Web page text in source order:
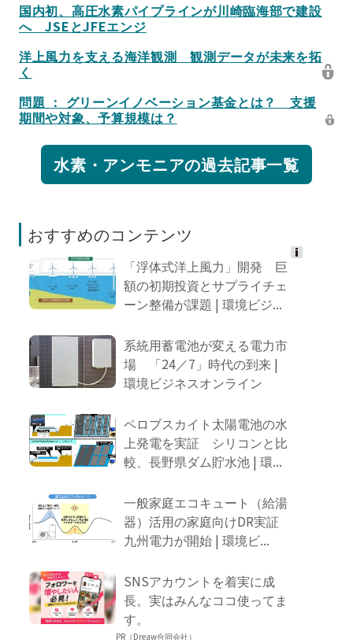
国内初、高圧水素パイプラインが川崎臨海部で建設
へ JSEとJFEエンジ
洋上風力を支える海洋観測 観測データが未来を拓
く
問題 ： グリーンイノベーション基金とは？ 支援
期間や対象、予算規模は？
水素・アンモニアの過去記事一覧
おすすめのコンテンツ
「浮体式洋上風力」開発 巨
額の初期投資とサプライチェ
ーン整備が課題 | 環境ビジ...
系統用蓄電池が変える電力市
場 「24／7」時代の到来 |
環境ビジネスオンライン
ペロブスカイト太陽電池の水
上発電を実証 シリコンと比
較、長野県ダム貯水池 | 環...
一般家庭エコキュート（給湯
器）活用の家庭向けDR実証
九州電力が開始 | 環境ビ...
SNSアカウントを着実に成
長。実はみんなココ使ってま
す。
PR（Dreaw合同会社）